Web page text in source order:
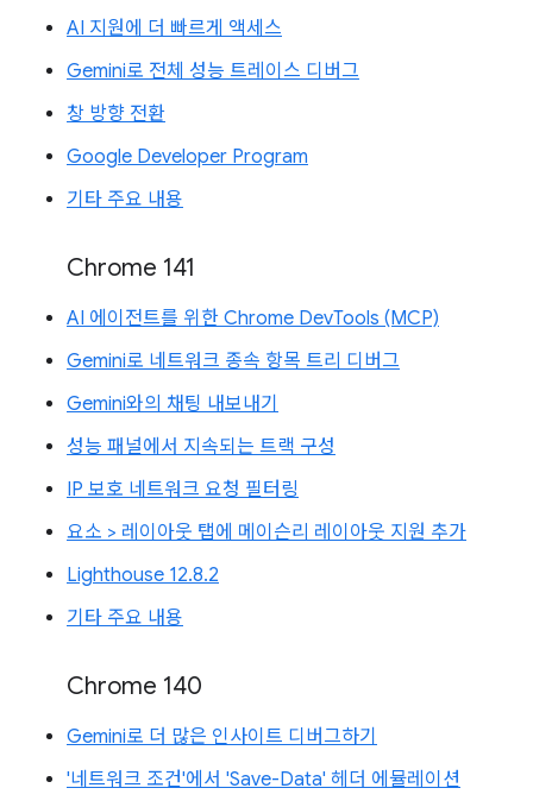
AI 지원에 더 빠르게 액세스
Gemini로 전체 성능 트레이스 디버그
창 방향 전환
Google Developer Program
기타 주요 내용
Chrome 141
AI 에이전트를 위한 Chrome DevTools (MCP)
Gemini로 네트워크 종속 항목 트리 디버그
Gemini와의 채팅 내보내기
성능 패널에서 지속되는 트랙 구성
IP 보호 네트워크 요청 필터링
요소 > 레이아웃 탭에 메이슨리 레이아웃 지원 추가
Lighthouse 12.8.2
기타 주요 내용
Chrome 140
Gemini로 더 많은 인사이트 디버그하기
'네트워크 조건'에서 'Save-Data' 헤더 에뮬레이션